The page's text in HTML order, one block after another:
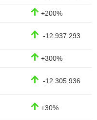
+200%
-12.937.293
+300%
-12.305.936
+30%